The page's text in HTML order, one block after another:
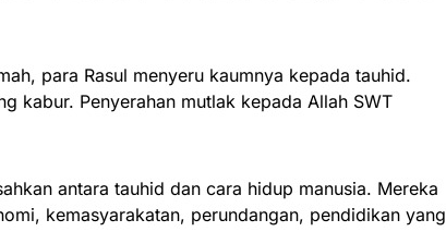
para Rasul menyeru kaumnya kepada tauhid.
kabur. Penyerahan mutlak kepada Allah SWT
antara tauhid dan cara hidup manusia. Mereka
kemasyarakatan, perundangan, pendidikan yang